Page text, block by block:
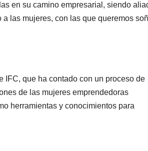
en su camino empresarial, siendo
las mujeres, con las que queremos
que ha contado con un proceso de
de las mujeres emprendedoras
herramientas y conocimientos para